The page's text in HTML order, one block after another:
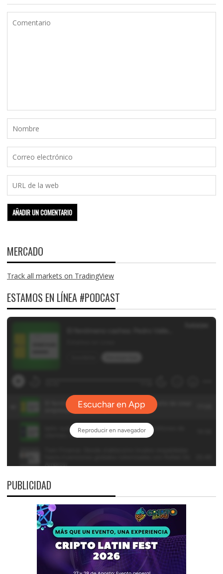
MERCADO
Track all markets on TradingView
ESTAMOS EN LÍNEA #PODCAST
PUBLICIDAD